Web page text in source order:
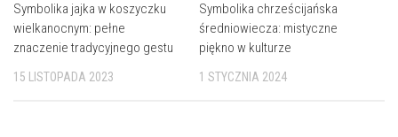
Symbolika jajka w koszyczku
wielkanocnym: pełne
znaczenie tradycyjnego gestu
15 LISTOPADA 2023
Symbolika chrześcijańska
średniowiecza: mistyczne
piękno w kulturze
1 STYCZNIA 2024